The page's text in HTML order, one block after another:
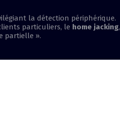
la détection périphérique.
particuliers, le home jacking,
partielle ».